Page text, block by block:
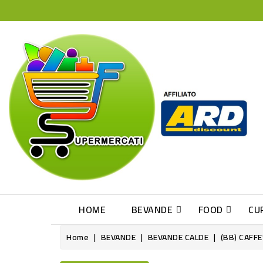
HOME BEVANDE FOOD
Home BEVANDE BEVANDE CALDE (BB)